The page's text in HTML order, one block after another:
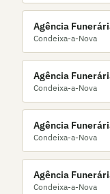
Agência
Condeixa-a-Nova
Agência
Condeixa-a-Nova
Agência
Condeixa-a-Nova
Agência
Condeixa-a-Nova